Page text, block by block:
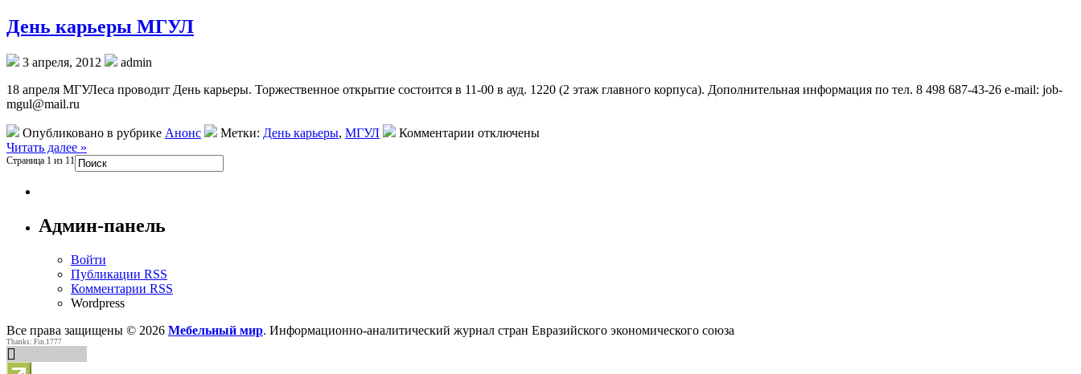
День карьеры МГУЛ
3 апреля, 2012
admin
18 апреля МГУЛеса проводит День карьеры. Торжественное открытие состоится в 11-00 в ауд. 1220 (2 этаж главного корпуса). Дополнительная информация по тел. 8 498 687-43-26 e-mail: job-
mgul@mail.ru
Опубликовано в рубрике Анонс Метки: День карьеры, МГУЛ Комментарии котключены
Читать далее »
Страница 1 из 1 1
Админ-панель
Войти
Публикации RSS
Комментарии RSS
Wordpress
Все права защищены © 2026 Мебельный мир. Информационно-аналитический журнал стран Евразийского экономического союза
Thanks: Fin.1777